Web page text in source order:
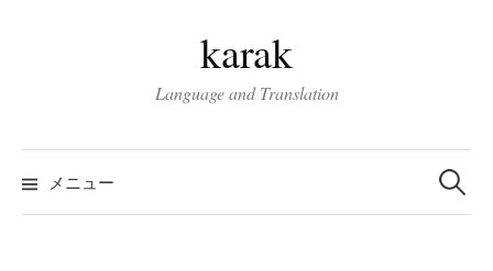
ス
キ
karak
Language and Translation
メニュー
検
索: